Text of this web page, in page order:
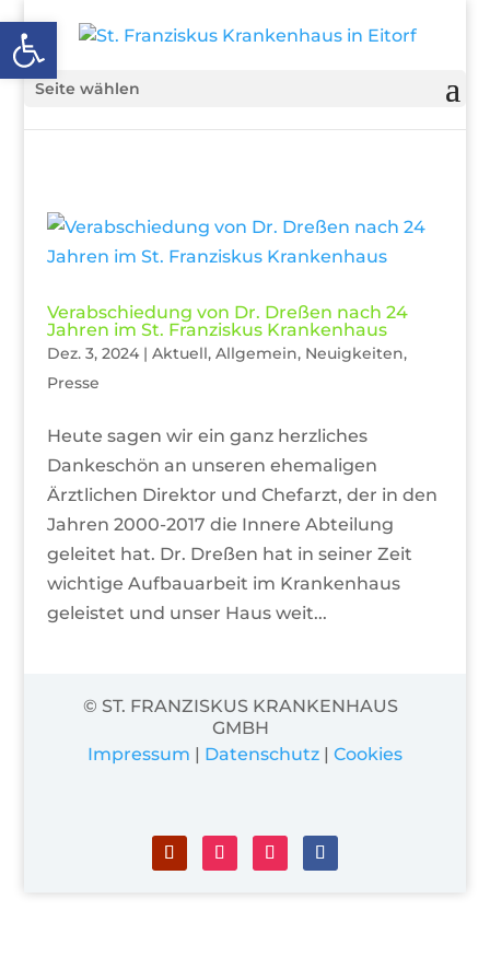
Seite wählen
Verabschiedung von Dr. Dreßen nach 24
Jahren im St. Franziskus Krankenhaus
Dez. 3, 2024| Aktuell, Allgemein, Neuigkeiten,
Presse
Heute sagen wir ein ganz herzliches
Dankeschön an unseren ehemaligen
Ärztlichen Direktor und Chefarzt, der in den
Jahren 2000-2017 die Innere Abteilung
geleitet hat. Dr. Dreßen hat in seiner Zeit
wichtige Aufbauarbeit im Krankenhaus
geleistet und unser Haus weit...
© ST. FRANZISKUS KRANKENHAUS
GMBH
Impressum | Datenschutz | Cookies
Open toolbar